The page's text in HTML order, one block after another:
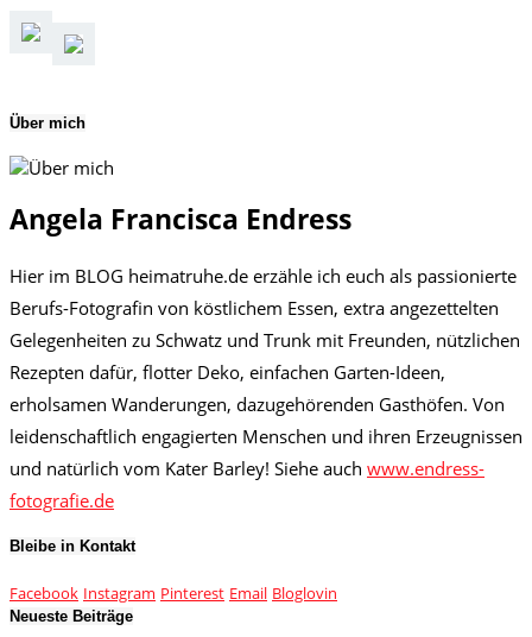
Über mich
Angela Francisca Endress
Hier im BLOG heimatruhe.de erzähle ich euch als passionierte
Berufs-Fotografin von köstlichem Essen, extra angezettelten
Gelegenheiten zu Schwatz und Trunk mit Freunden, nützlichen
Rezepten dafür, flotter Deko, einfachen Garten-Ideen,
erholsamen Wanderungen, dazugehörenden Gasthöfen. Von
leidenschaftlich engagierten Menschen und ihren Erzeugnissen
und natürlich vom Kater Barley! Siehe auch www.endress-
fotografie.de
Bleibe in Kontakt
Facebook Instagram Pinterest Email Bloglovin
Neueste Beiträge